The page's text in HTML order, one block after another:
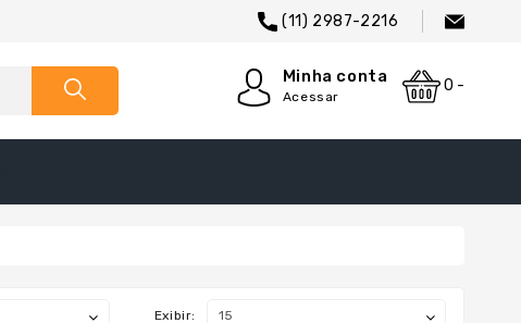
(11) 2987-2216
Minha conta
Acessar
0 -
Exibir: